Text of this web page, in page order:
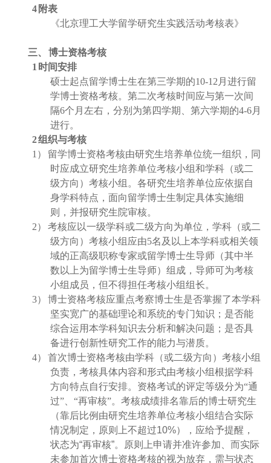
4 附表
《北京理工大学留学研究生实践活动考核表》
三、
博士资格考核
1 时间安排
硕士起点留学博士生在第三学期的10-12 月进行留
学博士资格考核。第二次考核时间应与第一次间
隔6个月左右，分别为第四学期、第六学期的4-6月
进行。
2组织与考核
1）
留学博士资格考核由研究生培养单位统一组织，同
时应成立研究生培养单位考核小组和学科（或二
级方向）考核小组。各研究生培养单位应依据自
身学科特点，面向留学博士生制定具体实施细
则，并报研究生院审核。
2）
考核应以一级学科或二级方向为单位，学科（或二
级方向）考核小组应由5名及以上本学科或相关领
域的正高级职称专家或留学博士生导师（其中半
数以上为留学博士生导师）组成，导师可为考核
小组成员，但不得担任考核小组组长。
3）
博士资格考核应重点考察博士生是否掌握了本学科
坚实宽广的基础理论和系统的专门知识；是否能
综合运用本学科知识去分析和解决问题；是否具
备进行创新性研究工作的能力与潜质。
4）
首次博士资格考核由学科（或二级方向）考核小组
负责，考核具体内容和形式由考核小组根据学科
方向特点自行安排。资格考试的评定等级分为“通
过”、“再审核”。考核成绩排名靠后的博士研究生
（靠后比例由研究生培养单位考核小组结合实际
情况制定，原则上不超过10%），应给予提醒，
状态为“再审核”。原则上申请并准许参加、而实际
未参加首次博士资格考核的视为放弃， 需与状态